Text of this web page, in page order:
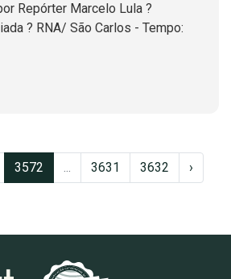
Repórter Marcelo Lula ?
? RNA/ São Carlos - Tempo:
3572 ... 3631 3632 ›